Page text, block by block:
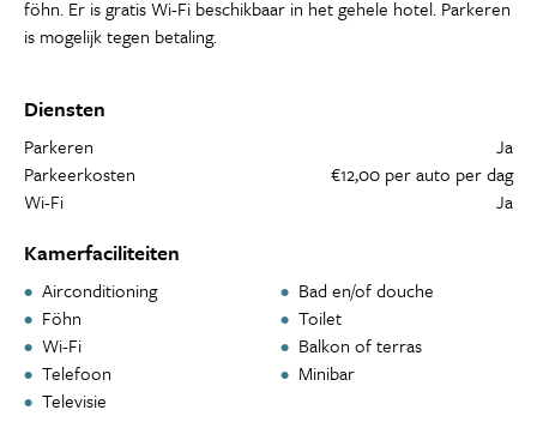
föhn. Er is gratis Wi-Fi beschikbaar in het gehele hotel. Parkeren
is mogelijk tegen betaling.
Diensten
Parkeren
Ja
Parkeerkosten
€12,00 per auto per dag
Wi-Fi
Ja
Kamerfaciliteiten
Airconditioning
Bad en/of douche
Föhn
Toilet
Wi-Fi
Balkon of terras
Telefoon
Minibar
Televisie